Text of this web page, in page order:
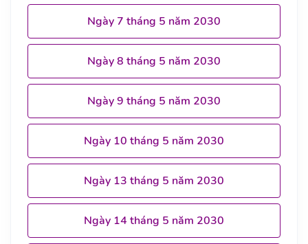
Ngày 7 tháng 5 năm 2030
Ngày 8 tháng 5 năm 2030
Ngày 9 tháng 5 năm 2030
Ngày 10 tháng 5 năm 2030
Ngày 13 tháng 5 năm 2030
Ngày 14 tháng 5 năm 2030